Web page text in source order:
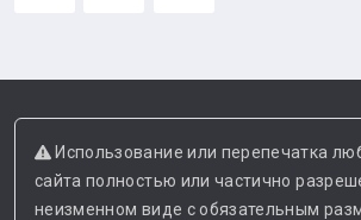
Использование или перепечатка
сайта полностью или частично
неизменном виде с обязательным